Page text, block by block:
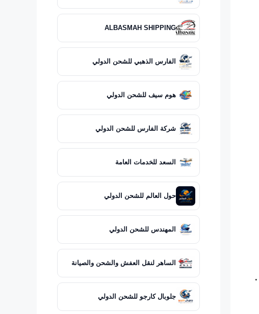
ALBASMAH SHIPPING
الفارس الذهبي للشحن الدولي
هوم سيف للشحن الدولي
شركة الفارس للشحن الدولي
السعد للخدمات العامة
حول العالم للشحن الدولي
المهندس للشحن الدولي
الساهر لنقل العفش والشحن والصيانة
جلوبال كارجو للشحن الدولي